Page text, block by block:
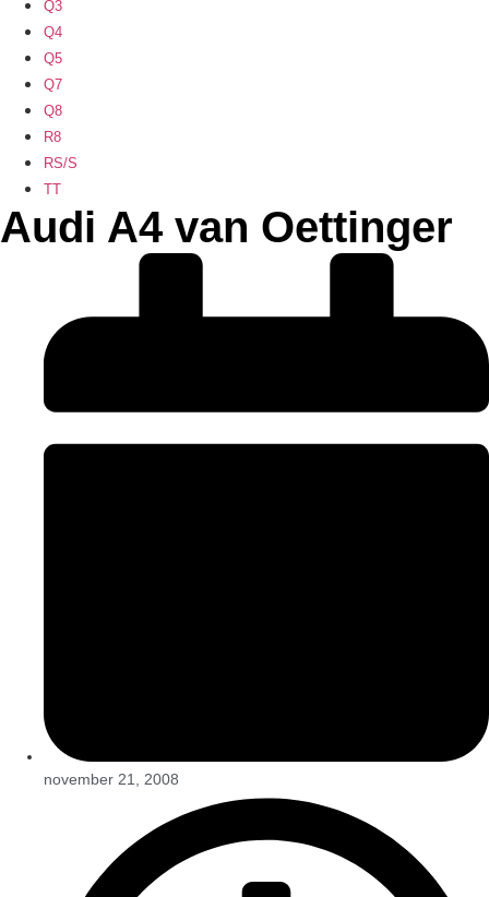
Q3
Q4
Q5
Q7
Q8
R8
RS/S
TT
Audi A4 van Oettinger
november 21, 2008